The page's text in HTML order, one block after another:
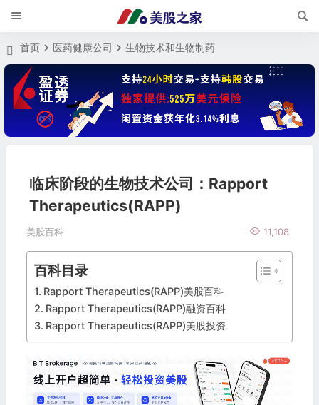
首页 医药健康公司 生物技术和生物制药
临床阶段的生物技术公司：Rapport
Therapeutics(RAPP)
美股百科 11,108
百科目录
Rapport Therapeutics(RAPP)美股百科
Rapport Therapeutics(RAPP)融资百科
Rapport Therapeutics(RAPP)美股投资